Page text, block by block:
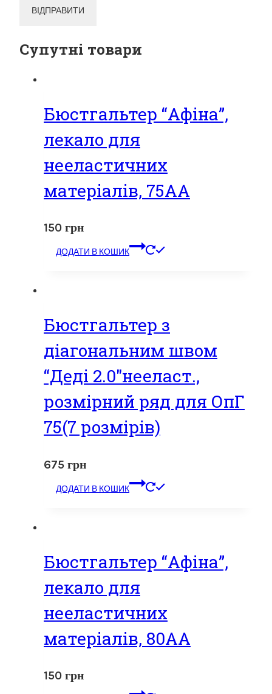
Супутні товари
Бюстгальтер “Афіна”,
лекало для
нееластичних
матеріалів, 75АА
150 грн
ДОДАТИ В КОШИК
Бюстгальтер з
діагональним швом
“Деді 2.0″нееласт.,
розмірний ряд для ОпГ
75(7 розмірів)
675 грн
ДОДАТИ В КОШИК
Бюстгальтер “Афіна”,
лекало для
нееластичних
матеріалів, 80АА
150 грн